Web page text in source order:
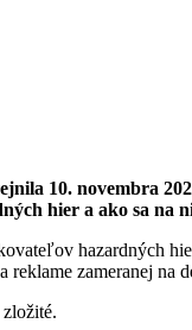
10. novembra
hier a ako sa na
hazardných
reklame zameranej na